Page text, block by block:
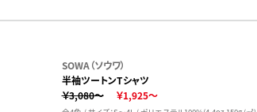
SOWA（ソウワ）
半袖ツートンTシャツ
￥3,080～
￥1,925～